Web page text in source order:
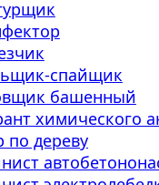
спайщик
башенный
химического
по дереву